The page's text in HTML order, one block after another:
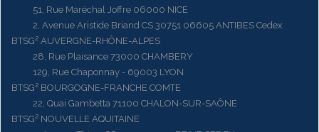
51, Rue Maréchal Joffre 06000 NICE
2, Avenue Aristide Briand CS 30751 06605 ANTIBES Cedex
BTSG² AUVERGNE-RHÔNE-ALPES
28, Rue Plaisance 73000 CHAMBERY
129, Rue Chaponnay - 69003 LYON
BTSG² BOURGOGNE-FRANCHE COMTE
22, Quai Gambetta 71100 CHALON-SUR-SAÔNE
BTSG² NOUVELLE AQUITAINE